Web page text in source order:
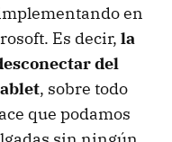
en
Es decir, la
del
, sobre todo
que podamos